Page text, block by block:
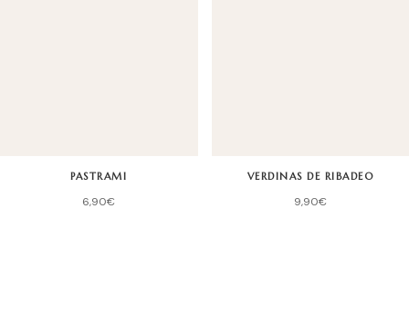
PASTRAMI
6,90€
VERDINAS DE RIBADEO
9,90€